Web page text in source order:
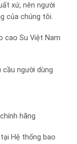
xứ, nên người
của chúng tôi.
cao Su Việt Nam
cầu người dùng
hãng
Hệ thống bao